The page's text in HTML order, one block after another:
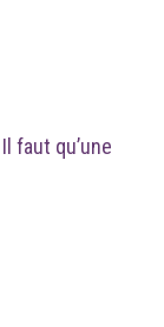
faut qu’une